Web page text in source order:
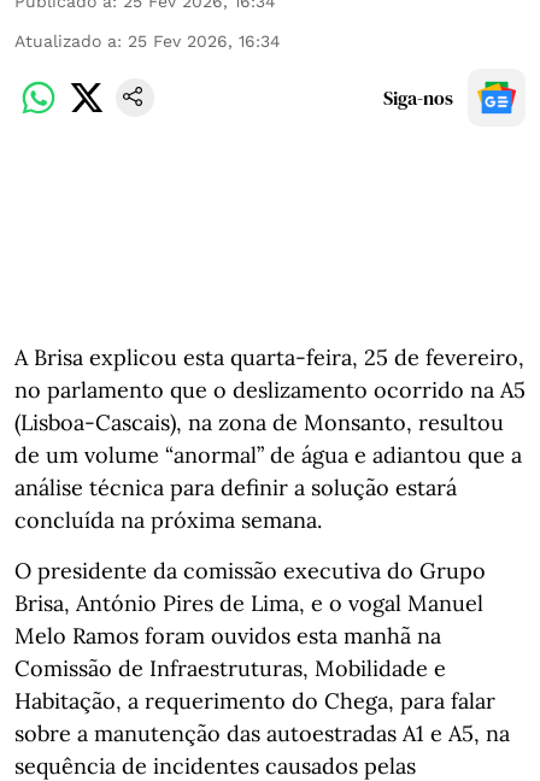
Atualizado a: 25 Fev 2026, 16:34
Siga-nos
A Brisa explicou esta quarta-feira, 25 de fevereiro,
no parlamento que o deslizamento ocorrido na A5
(Lisboa-Cascais), na zona de Monsanto, resultou
de um volume “anormal” de água e adiantou que a
análise técnica para definir a solução estará
concluída na próxima semana.
O presidente da comissão executiva do Grupo
Brisa, António Pires de Lima, e o vogal Manuel
Melo Ramos foram ouvidos esta manhã na
Comissão de Infraestruturas, Mobilidade e
Habitação, a requerimento do Chega, para falar
sobre a manutenção das autoestradas A1 e A5, na
sequência de incidentes causados pelas